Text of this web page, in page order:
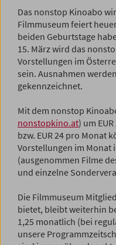
Das nonstop Kinoabo
Filmmuseum feiert
beiden Geburtstage
15. März wird das
Vorstellungen im
sein. Ausnahmen
gekennzeichnet.
Mit dem nonstop
nonstopkino.at) um
bzw. EUR 24 pro Monat
Vorstellungen im Monat
(ausgenommen Filme
und einzelne
Die Filmmuseum
bietet, bleibt weiterhin
1,25 monatlich (bei
unsere